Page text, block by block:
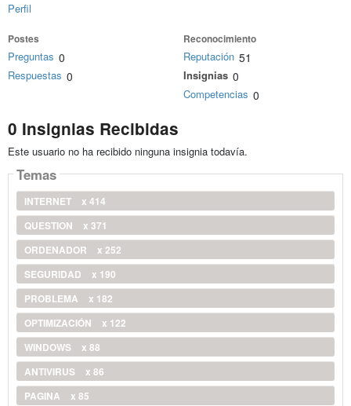
Perfil
Postes
Preguntas 0
Respuestas 0
Reconocimiento
Reputación 51
Insignias 0
Competencias 0
0 Insignias Recibidas
Este usuario no ha recibido ninguna insignia todavía.
Temas
INTERNET
x 414
QUESTION
x 371
ORDENADOR
x 252
SEGURIDAD
x 190
PROBLEMA
x 182
OPTIMIZACIÓN
x 122
WINDOWS
x 88
ANTIVIRUS
x 86
PAGINA
x 85